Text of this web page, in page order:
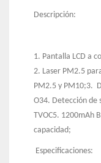
Descripción:
1. Pantalla LCD a
2. Laser PM2.5
PM2.5 y PM10;3.
O34. Detección de
TVOC5. 1200mAh
capacidad;
Especificaciones: